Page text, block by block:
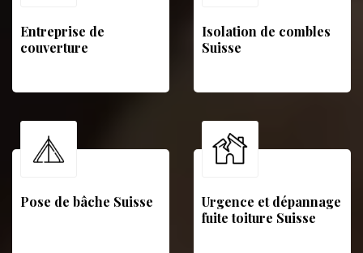
Entreprise de
couverture
Isolation de combles
Suisse
Pose de bâche Suisse
Urgence et dépannage
fuite toiture Suisse